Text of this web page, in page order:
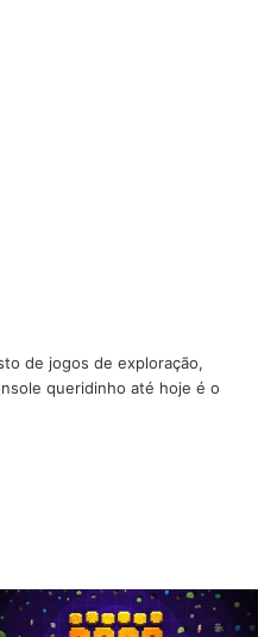
de jogos de exploração,
queridinho até hoje é o